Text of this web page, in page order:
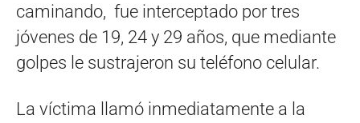
caminando, fue interceptado por tres
jóvenes de 19, 24 y 29 años, que mediante
golpes le sustrajeron su teléfono celular.
La víctima llamó inmediatamente a la